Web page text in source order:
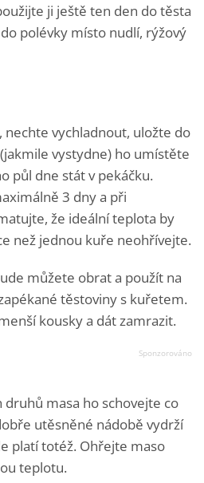
ji ještě ten den do těsta
polévky místo nudlí, rýžový
nechte vychladnout, uložte do
vystydne) ho umístěte
půl dne stát v pekáčku.
3 dny a při
že ideální teplota by
než jednou kuře neohřívejte.
můžete obrat a použít na
těstoviny s kuřetem.
kousky a dát zamrazit.
masa ho schovejte co
utěsněné nádobě vydrží
platí totéž. Ohřejte maso
teplotu.